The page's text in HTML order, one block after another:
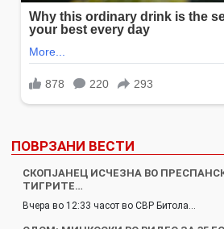
ПОВРЗАНИ ВЕСТИ
СКОПЈАНЕЦ ИСЧЕЗНА ВО
ТИГРИТЕ…
Вчера во 12:33 часот во СВР Битола…